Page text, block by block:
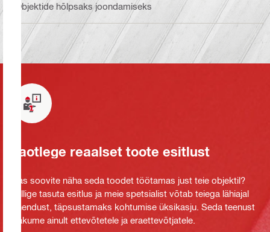
Objektide hõlpsaks joondamiseks
Taotlege reaalset toote esitlust
Kas soovite näha seda toodet töötamas just teie objektil?
Tellige tasuta esitlus ja meie spetsialist võtab teiega lähiajal
ühendust, täpsustamaks kohtumise üksikasju. Seda teenust
pakume ainult ettevõtetele ja eraettevõtjatele.